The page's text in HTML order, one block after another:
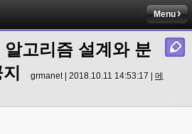
Menu
알고리즘 설계와 분
grmanet | 2018.10.11 14:53:17 | 메